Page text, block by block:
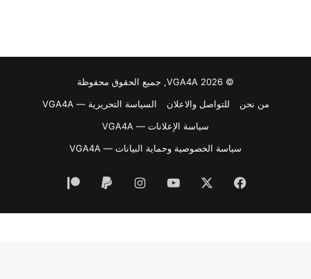
© VGA4A 2026, جميع الحقوق محفوظة
من نحن
للتواصل والاعلان
السياسة التحريرية — VGA4A
سياسة الإعلانات — VGA4A
سياسة الخصوصية وحماية البيانات — VGA4A
فيسبوك ‫YouTubeانستقرام
‏Paypal
‫Patreon